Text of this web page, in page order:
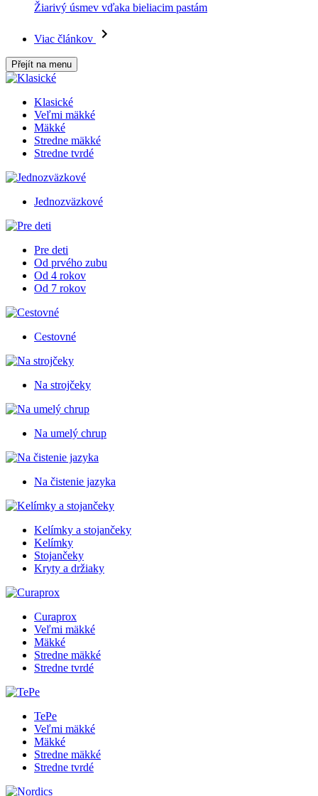
Žiarivý úsmev vďaka bieliacim pastám
Viac článkov
Přejít na menu
Klasické
Veľmi mäkké
Mäkké
Stredne mäkké
Stredne tvrdé
Jednozväzkové
Pre deti
Od prvého zubu
Od 4 rokov
Od 7 rokov
Cestovné
Na strojčeky
Na umelý chrup
Na čistenie jazyka
Kelímky a stojančeky
Kelímky
Stojančeky
Kryty a držiaky
Curaprox
Veľmi mäkké
Mäkké
Stredne mäkké
Stredne tvrdé
TePe
Veľmi mäkké
Mäkké
Stredne mäkké
Stredne tvrdé